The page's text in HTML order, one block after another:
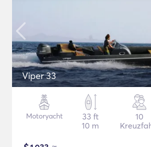
Viper 33
Motoryacht
33 ft
10 m
10